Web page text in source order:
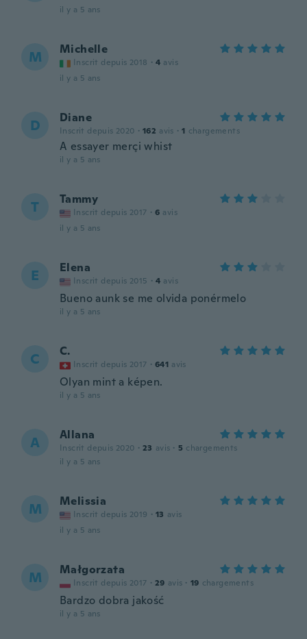
il y a 5 ans
M Michelle
Inscrit depuis 2018 · 4 avis
il y a 5 ans
D Diane
Inscrit depuis 2020 · 162 avis · 1 chargements
A essayer merçi whist
il y a 5 ans
T Tammy
Inscrit depuis 2017 · 6 avis
il y a 5 ans
E Elena
Inscrit depuis 2015 · 4 avis
Bueno aunk se me olvida ponérmelo
il y a 5 ans
C C.
Inscrit depuis 2017 · 641 avis
Olyan mint a képen.
il y a 5 ans
A Allana
Inscrit depuis 2020 · 23 avis · 5 chargements
il y a 5 ans
M Melissia
Inscrit depuis 2019 · 13 avis
il y a 5 ans
M Małgorzata
Inscrit depuis 2017 · 29 avis · 19 chargements
Bardzo dobra jakość
il y a 5 ans